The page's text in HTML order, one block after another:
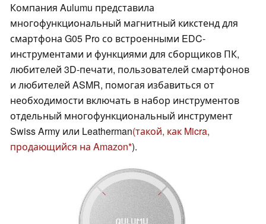
Компания Aulumu представила
многофункциональный магнитный кикстенд для
смартфона G05 Pro со встроенными EDC-
инструментами и функциями для сборщиков ПК,
любителей 3D-печати, пользователей смартфонов
и любителей ASMR, помогая избавиться от
необходимости включать в набор инструментов
отдельный многофункциональный инструмент
Swiss Army или Leatherman(такой, как Micra,
продающийся на Amazon ).